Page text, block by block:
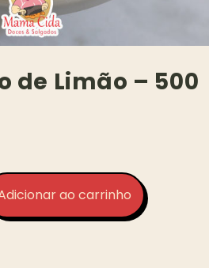
de Limão – 500
ao carrinho